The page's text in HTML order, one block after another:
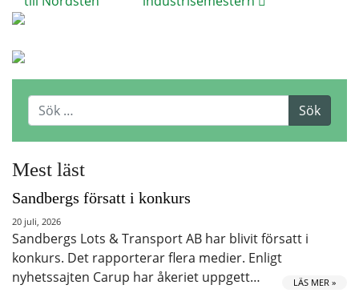
Mest läst
Sandbergs försatt i konkurs
20 juli, 2026
Sandbergs Lots & Transport AB har blivit försatt i
konkurs. Det rapporterar flera medier. Enligt
nyhetssajten Carup har åkeriet uppgett…
LÄS MER »